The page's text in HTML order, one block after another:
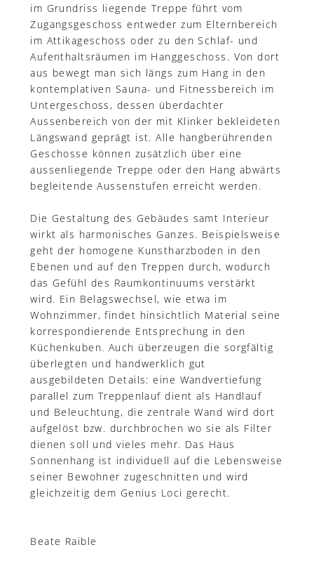
im Grundriss liegende Treppe führt vom
Zugangsgeschoss entweder zum Elternbereich
im Attikageschoss oder zu den Schlaf- und
Aufenthaltsräumen im Hanggeschoss. Von dort
aus bewegt man sich längs zum Hang in den
kontemplativen Sauna- und Fitnessbereich im
Untergeschoss, dessen überdachter
Aussenbereich von der mit Klinker bekleideten
Längswand geprägt ist. Alle hangberührenden
Geschosse können zusätzlich über eine
aussenliegende Treppe oder den Hang abwärts
begleitende Aussenstufen erreicht werden.
Die Gestaltung des Gebäudes samt Interieur
wirkt als harmonisches Ganzes. Beispielsweise
geht der homogene Kunstharzboden in den
Ebenen und auf den Treppen durch, wodurch
das Gefühl des Raumkontinuums verstärkt
wird. Ein Belagswechsel, wie etwa im
Wohnzimmer, findet hinsichtlich Material seine
korrespondierende Entsprechung in den
Küchenkuben. Auch überzeugen die sorgfältig
überlegten und handwerklich gut
ausgebildeten Details: eine Wandvertiefung
parallel zum Treppenlauf dient als Handlauf
und Beleuchtung, die zentrale Wand wird dort
aufgelöst bzw. durchbrochen wo sie als Filter
dienen soll und vieles mehr. Das Haus
Sonnenhang ist individuell auf die Lebensweise
seiner Bewohner zugeschnitten und wird
gleichzeitig dem Genius Loci gerecht.
Beate Raible